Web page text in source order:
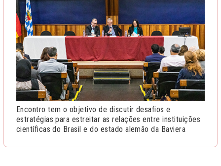
Encontro tem o objetivo de discutir desafios e
estratégias para estreitar as relações entre instituições
científicas do Brasil e do estado alemão da Baviera